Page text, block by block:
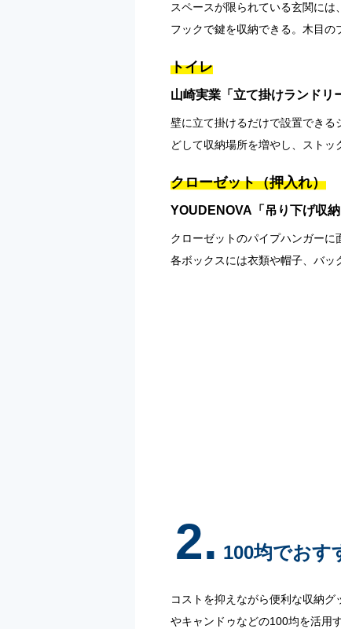
スペースが限られている玄関に
フックで鍵を収納できる。木目の
トイレ
山崎実業「立て掛けランドリ
壁に立て掛けるだけで設置でき
どして収納場所を増やし、ストッ
クローゼット（押入れ）
YOUDENOVA「吊り下げ収納
クローゼットのパイプハンガーに
各ボックスには衣類や帽子、バッ
2. 100均でおす
コストを抑えながら便利な収納
やキャンドゥなどの100均を活用